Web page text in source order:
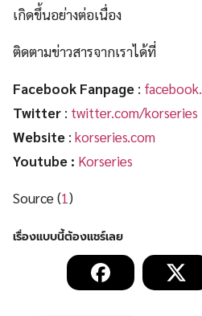
เกิดขึ้นอย่างต่อเนื่อง
ติดตามข่าวสารจากเราได้ที่
Facebook Fanpage :
Twitter : twitter.com/korseries
Website : korseries.com
Youtube : Korseries
Source (1)